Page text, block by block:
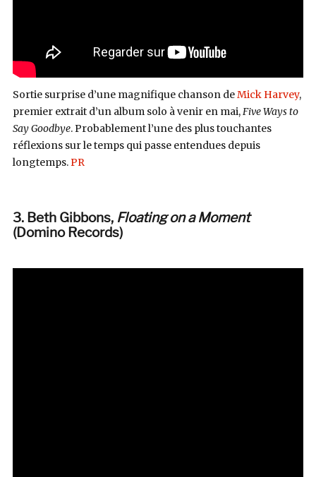
Sortie surprise d’une magnifique chanson deMick Harvey,
premier extrait d’un album solo à venir en mai,Five Ways to
Say Goodbye. Probablement l’une des plus touchantes
réflexions sur le temps qui passe entendues depuis
longtemps.PR
3. Beth Gibbons,Floating on a Moment
(Domino Records)